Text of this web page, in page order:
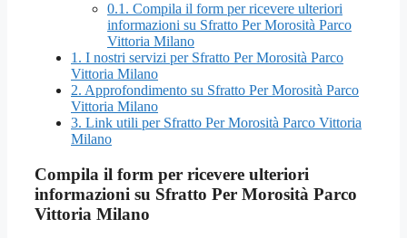
0.1. Compila il form per ricevere ulteriori
informazioni su Sfratto Per Morosità Parco
Vittoria Milano
1. I nostri servizi per Sfratto Per Morosità Parco
Vittoria Milano
2. Approfondimento su Sfratto Per Morosità Parco
Vittoria Milano
3. Link utili per Sfratto Per Morosità Parco Vittoria
Milano
Compila il form per ricevere ulteriori
informazioni su Sfratto Per Morosità Parco
Vittoria Milano